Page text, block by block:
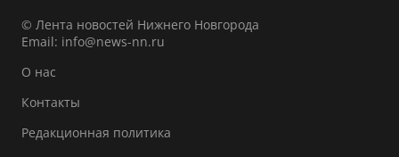
© Лента новостей Нижнего Новгорода
Email: info@news-nn.ru
О нас
Контакты
Редакционная политика